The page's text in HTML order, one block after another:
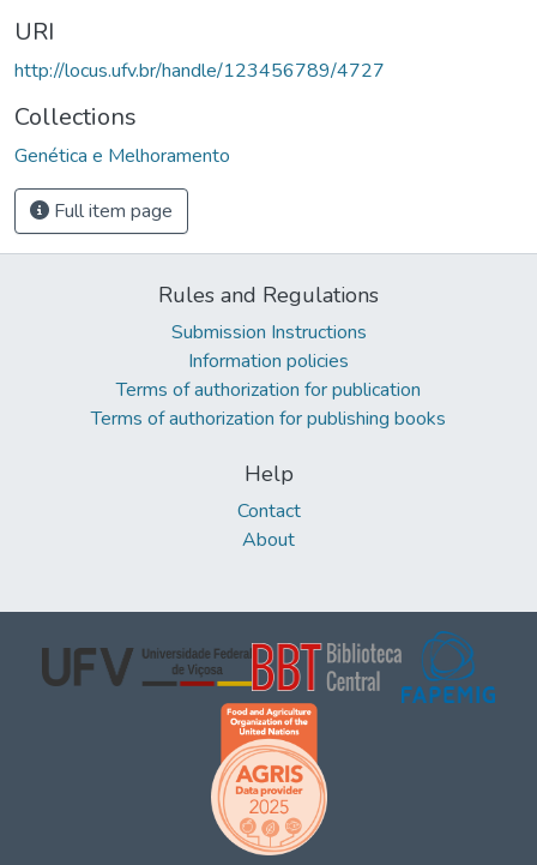
URI
http://locus.ufv.br/handle/123456789/4727
Collections
Genética e Melhoramento
Full item page
Rules and Regulations
Submission Instructions
Information policies
Terms of authorization for publication
Terms of authorization for publishing books
Help
Contact
About